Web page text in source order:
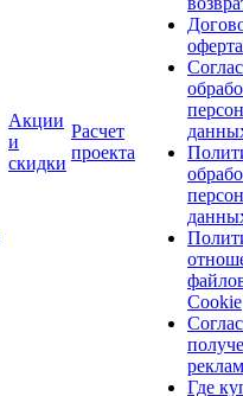
Акции
и
скидки
Расчет
проекта
оферта
Cookie
Где